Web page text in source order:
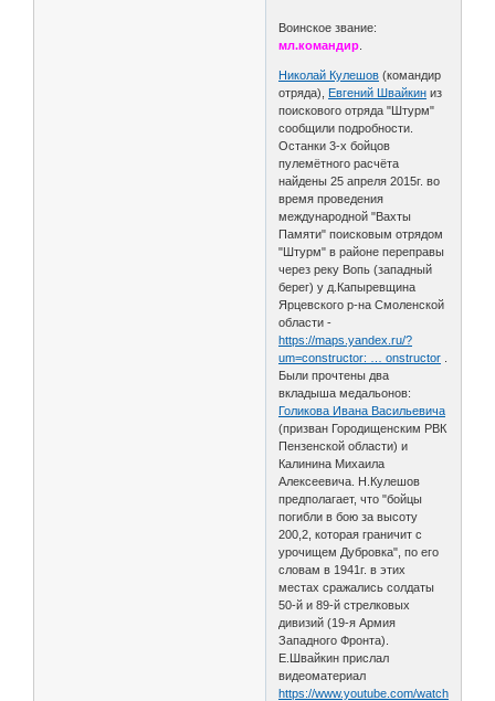
Воинское звание:
мл.командир
Николай Кулешов (командир
отряда), Евгений Швайкин из
поискового отряда "Штурм"
сообщили подробности.
Останки 3-х бойцов
пулемётного расчёта
найдены 25 апреля 2015г. во
время проведения
международной "Вахты
Памяти" поисковым отрядом
"Штурм" в районе переправы
через реку Вопь (западный
берег) у д.Капыревщина
Ярцевского р-на Смоленской
области -
https://maps.yandex.ru/?
um=constructor: … onstructor
Были прочтены два
вкладыша медальонов:
Голикова Ивана Васильевича
(призван Городищенским РВК
Пензенской области) и
Калинина Михаила
Алексеевича. Н.Кулешов
предполагает, что "бойцы
погибли в бою за высоту
200,2, которая граничит с
урочищем Дубровка", по его
словам в 1941г. в этих
местах сражались солдаты
50-й и 89-й стрелковых
дивизий (19-я Армия
Западного Фронта).
Е.Швайкин прислал
видеоматериал
https://www.youtube.com/watch?